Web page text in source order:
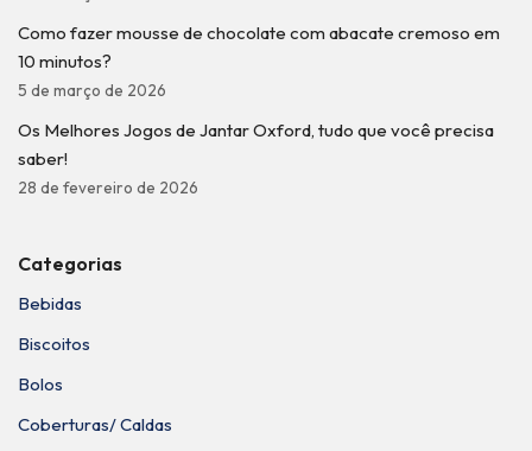
Como fazer mousse de chocolate com abacate cremoso em
10 minutos?
5 de março de 2026
Os Melhores Jogos de Jantar Oxford, tudo que você precisa
saber!
28 de fevereiro de 2026
Categorias
Bebidas
Biscoitos
Bolos
Coberturas/ Caldas